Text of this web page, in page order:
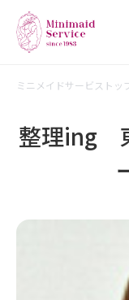
ミニメイドサービストッ
整理ing